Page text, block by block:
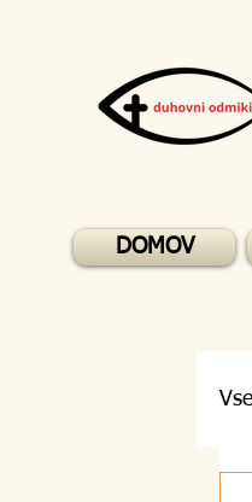
DOMOV